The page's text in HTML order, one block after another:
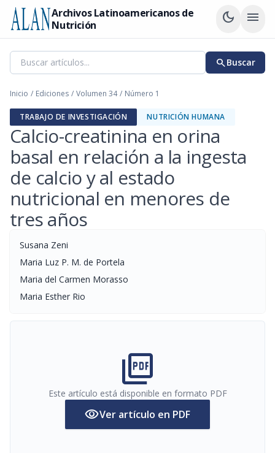
Archivos Latinoamericanos de
Nutrición
dark_mode menu
searchBuscar
Inicio / Ediciones / Volumen 34 / Número 1
TRABAJO DE INVESTIGACIÓN NUTRICIÓN HUMANA
Calcio-creatinina en orina
basal en relación a la ingesta
de calcio y al estado
nutricional en menores de
tres años
Susana Zeni
Maria Luz P. M. de Portela
Maria del Carmen Morasso
Maria Esther Rio
picture_as_pdf
Este artículo está disponible en formato PDF
visibilityVer artículo en PDF